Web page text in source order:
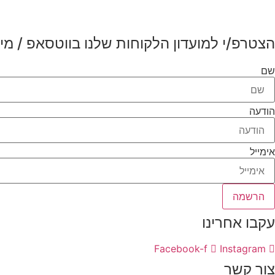
הצטרפ/י למועדון הלקוחות שלנו בווטסאפ /
שם
הודעה
אימייל
הרשמה
עקבו אחרינו
Facebook-f Instagram
צור קשר